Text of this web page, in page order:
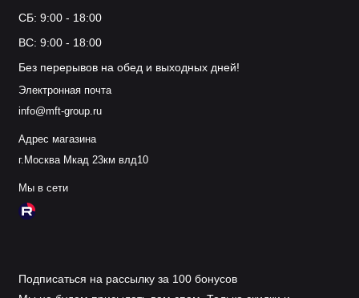
СБ: 9:00 - 18:00
ВС: 9:00 - 18:00
Без перерывов на обед и выходных дней!
Электронная почта
info@mft-group.ru
Адрес магазина
г.Москва Мкад 23км влд10
Мы в сети
Подписаться на рассылку за 100 бонусов